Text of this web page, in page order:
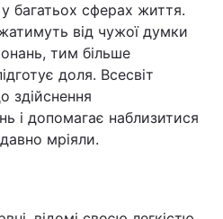
багатьох сферах життя.
від чужої думки
тим більше
доля. Всесвіт
здійснення
і допомагає наблизитися
мріяли.